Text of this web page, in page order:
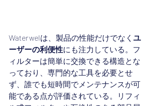
Waterwelは、製品の性能だけでなく ユ
ーザーの利便性にも注力している。フ
ィルターは簡単に交換できる構造とな
っており、専門的な工具を必要とせ
ず、誰でも短時間でメンテナンスが可
能である点が評価されている。リフィ